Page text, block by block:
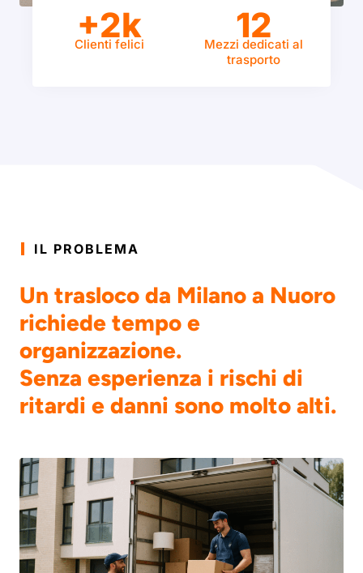
+2k
Clienti felici 12
Mezzi dedicati al
trasporto
IL PROBLEMA
Un trasloco da Milano a Nuoro
richiede tempo e
organizzazione.
Senza esperienza i rischi di
ritardi e danni sono molto alti.